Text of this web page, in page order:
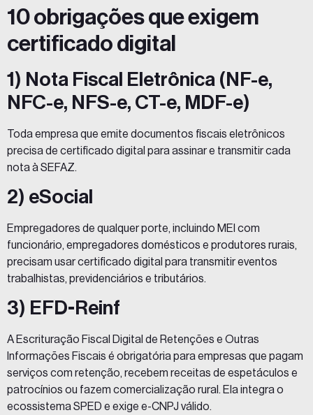
10 obrigações que exigem
certificado digital
1) Nota Fiscal Eletrônica (NF-e,
NFC-e, NFS-e, CT-e, MDF-e)
Toda empresa que emite documentos fiscais eletrônicos
precisa de certificado digital para assinar e transmitir cada
nota à SEFAZ.
2) eSocial
Empregadores de qualquer porte, incluindo MEI com
funcionário, empregadores domésticos e produtores rurais,
precisam usar certificado digital para transmitir eventos
trabalhistas, previdenciários e tributários.
3) EFD-Reinf
A Escrituração Fiscal Digital de Retenções e Outras
Informações Fiscais é obrigatória para empresas que pagam
serviços com retenção, recebem receitas de espetáculos e
patrocínios ou fazem comercialização rural. Ela integra o
ecossistema SPED e exige e-CNPJ válido.